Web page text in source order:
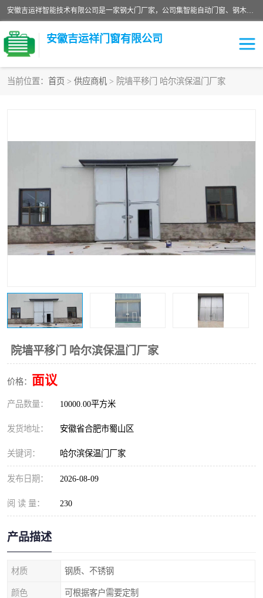
安徽吉运祥智能技术有限公司是一家钢大门厂家，公司集智能自动门窗、钢木门、特种门窗、工业门窗、图集门窗、定制门窗、非标门窗等通道产品的研发设计、制作、安装于一体的综合性、性高新技术企业。
安徽吉运祥门窗有限公司
当前位置： 首页 > 供应商机 > 院墙平移门 哈尔滨保温门厂家
院墙平移门 哈尔滨保温门厂家
价格： 面议
产品数量： 10000.00平方米
发货地址： 安徽省合肥市蜀山区
关键词： 哈尔滨保温门厂家
发布日期： 2026-08-09
阅 读 量： 230
产品描述
材质 钢质、不锈钢
颜色 可根据客户需要定制
工业电动折叠门 钢木门
安全逃生门
工业平开门 监狱门及监狱设备
变压器室配电房门 钢大门厂家